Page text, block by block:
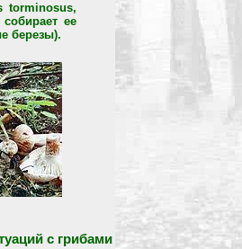
torminosus,
ее
березы).
с грибами